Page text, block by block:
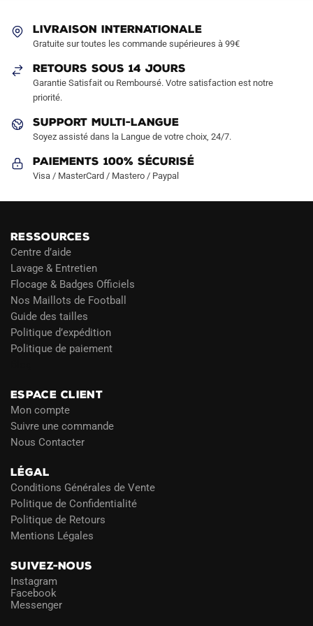
être
choisies
sur
page
produit
la
LIVRAISON INTERNATIONALE
Gratuite sur toutes les commande supérieures à 99€
RETOURS SOUS 14 JOURS
Garantie Satisfait ou Remboursé. Votre satisfaction est notre
priorité.
SUPPORT MULTI-LANGUE
Soyez assisté dans la Langue de votre choix, 24/7.
Paiements 100% Sécurisé
Visa / MasterCard / Mastero / Paypal
RESSOURCES
Centre d’aide
Lavage & Entretien
Flocage & Badges Officiels
Nos Maillots de Football
Guide des tailles
Politique d’expédition
Politique de paiement
ESPACE CLIENT
Mon compte
Suivre une commande
Nous Contacter
LÉGAL
Conditions Générales de Vente
Politique de Confidentialité
Politique de Retours
Mentions Légales
SUIVEZ-NOUS
Instagram
Facebook
Messenger